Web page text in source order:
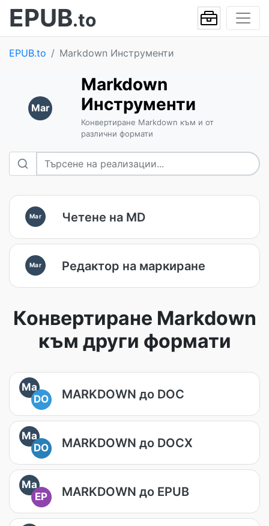
EPUB.to
EPUB.to Markdown Инструменти
Mar
Markdown
Инструменти
Конвертиране Markdown към и от
различни формати
Mar Четене на MD
Mar Редактор на маркиране
Конвертиране Markdown
към други формати
Ma
DO
MARKDOWN до DOC
Ma
DO
MARKDOWN до DOCX
Ma
EP
MARKDOWN до EPUB